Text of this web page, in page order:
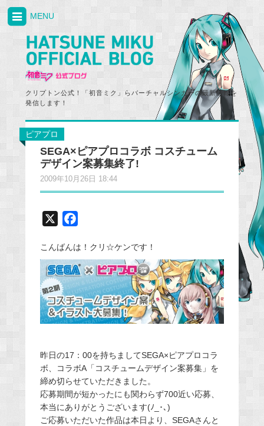
クリプトン公式！「初音ミク」らバーチャルシンガーの最新情報を
発信します！
MENU
ピアプロ
SEGA×ピアプロコラボ コスチューム
デザイン案募集終了!
2009年10月26日 18:44
c
e
b
o
o
k
こんばんは！クリ☆ケンです！
昨日の17：00を持ちましてSEGA×ピアプロコラ
ボ、コラボA「コスチュームデザイン案募集」を
締め切らせていただきました。
応募期間が短かったにも関わらず700近い応募、
本当にありがとうございます(ﾉ_･､)
ご応募いただいた作品は本日より、SEGAさんと